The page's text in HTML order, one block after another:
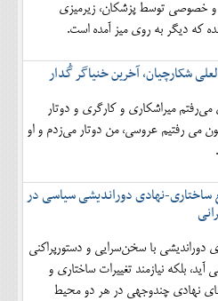
و خصوصی توسط پزشکان، زیرمیزی
که دیگر به روی میز آمده است.
شکارچیان، آخرین خنیاگر گُدار
می‌رفتم میراشکاری و کارگری و دوتار
می رفتیم عروسی، من دوتار می‌زدم و او
ساختاری-نهادی دوراندیشی سیاسی در
دوراندیشی با سخن‌سرایی و دستورپراکنی
بلکه نیازمند تغییرات ساختاری و
نهادی چندوجهی در هر دو محیط